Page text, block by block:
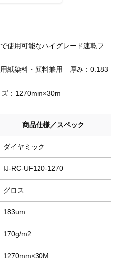
使用可能なハイグレード速乾フ
紙染料・顔料兼用 厚み：0.183
：1270mm×30m
商品仕様／スペック
ダイヤミック
IJ-RC-UF120-1270
グロス
183um
170g/m2
1270mm×30M